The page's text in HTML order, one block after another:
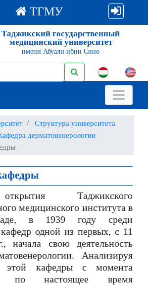
ТГМУ
Таджикский государственный
медицинский университет
имени Абуали ибни Сино
Структура университета
дерматовенерологии
Таджикского
медицинского института в
в 1939 году среди
одной из первых, с 11
начала свою деятельность
Анализируя
этой кафедры с момента
по настоящее время